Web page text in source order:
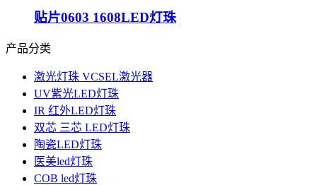
贴片0603 1608LED灯珠
产品分类
激光灯珠 VCSEL激光器
UV紫光LED灯珠
IR 红外LED灯珠
双芯 三芯 LED灯珠
陶瓷LED灯珠
医美led灯珠
COB led灯珠